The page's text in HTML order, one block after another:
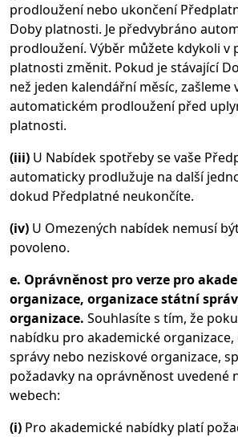
prodloužení nebo ukončení
Doby platnosti. Je předvybráno
prodloužení. Výběr můžete kdykoli v
platnosti změnit. Pokud je stávající
než jeden kalendářní měsíc, zašleme
automatickém prodloužení před
platnosti.
(iii) U Nabídek spotřeby se vaše
automaticky prodlužuje na další
dokud Předplatné neukončíte.
(iv) U Omezených nabídek nemusí
povoleno.
e. Oprávněnost pro verze pro
organizace, organizace státní
organizace. Souhlasíte s tím, že
nabídku pro akademické
správy nebo neziskové organizace,
požadavky na oprávněnost uvedené
webech:
(i) Pro akademické nabídky platí